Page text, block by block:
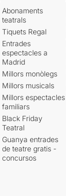
Abonaments
teatrals
Tiquets Regal
Entrades
espectacles a
Madrid
Millors monòlegs
Millors musicals
Millors espectacles
familiars
Black Friday
Teatral
Guanya entrades
de teatre gratis -
concursos